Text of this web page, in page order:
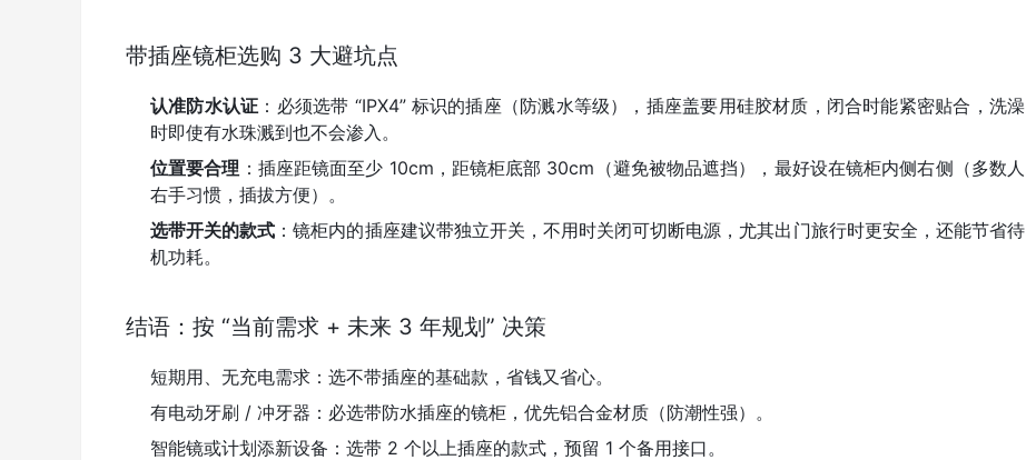
带插座镜柜选购 3 大避坑点
认准防水认证 ：必须选带 “IPX4” 标识的插座（防溅水等级），插座盖要用硅胶材质，闭合时能紧密贴合，洗澡
时即使有水珠溅到也不会渗入。
位置要合理 ：插座距镜面至少 10cm，距镜柜底部 30cm（避免被物品遮挡），最好设在镜柜内侧右侧（多数人
右手习惯，插拔方便）。
选带开关的款式 ：镜柜内的插座建议带独立开关，不用时关闭可切断电源，尤其出门旅行时更安全，还能节省待
机功耗。
结语：按 “当前需求 + 未来 3 年规划” 决策
短期用、无充电需求：选不带插座的基础款，省钱又省心。
有电动牙刷 / 冲牙器：必选带防水插座的镜柜，优先铝合金材质（防潮性强）。
智能镜或计划添新设备：选带 2 个以上插座的款式，预留 1 个备用接口。